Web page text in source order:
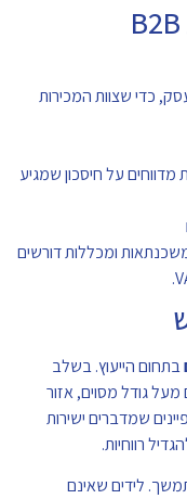
כדי שצוות המכירות
מדווחים על חיסכון שמגיע
ומכללות דורשים
בתחום הייעוץ. בשלב
גודל מסוים, אזור
שמדברים ישירות
רווחיות.
לידים שאינם